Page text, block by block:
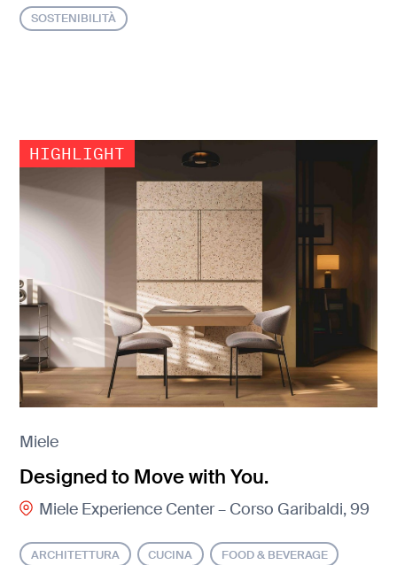
SOSTENIBILITÀ
Miele
Designed to Move with You.
Miele Experience Center – Corso Garibaldi, 99
ARCHITETTURA CUCINA FOOD & BEVERAGE